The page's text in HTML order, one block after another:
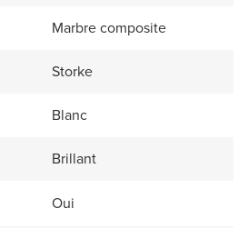
Marbre composite
Storke
Blanc
Brillant
Oui